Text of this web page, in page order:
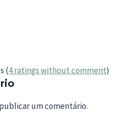
(4 ratings without comment)
um comentário.